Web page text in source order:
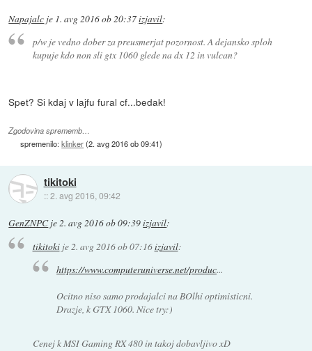
Napajalc je 1. avg 2016 ob 20:37izjavil:
p/w je vedno dober za preusmerjat pozornost. A dejansko sploh
kupuje kdo non sli gtx 1060 glede na dx 12 in vulcan?
Spet? Si kdaj v lajfu fural cf...bedak!
Zgodovina sprememb…
spremenilo:klinker(2. avg 2016 ob 09:41)
tikitoki
::2. avg 2016, 09:42
GenZNPCje2. avg 2016 ob 09:39izjavil:
tikitokije2. avg 2016 ob 07:16izjavil:
https://www.computeruniverse.net/produc...
Ocitno niso samo prodajalci na BOlhi optimisticni.
Drazje, k GTX 1060. Nice try:)
Cenej k MSI Gaming RX 480 in takoj dobavljivo xD